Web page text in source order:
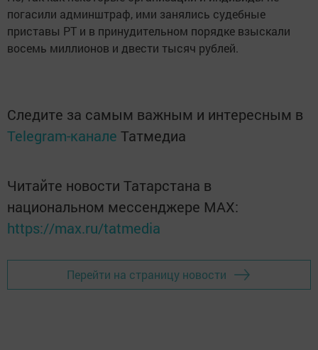
погасили админштраф, ими занялись судебные
приставы РТ и в принудительном порядке взыскали
восемь миллионов и двести тысяч рублей.
Следите за самым важным и интересным в
Telegram-канале Татмедиа
Читайте новости Татарстана в
национальном мессенджере MАХ:
https://max.ru/tatmedia
Перейти на страницу новости